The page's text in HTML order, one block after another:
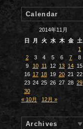
Calendar
2014年11月
日
月 火 水 木 金
土
1
2
3 4 5 6 7
8
9
10 11 12 13 14 15
16 17 18 19 20 21
22
23 24 25 26 27 28 29
30
« 10月
12月 »
Archives